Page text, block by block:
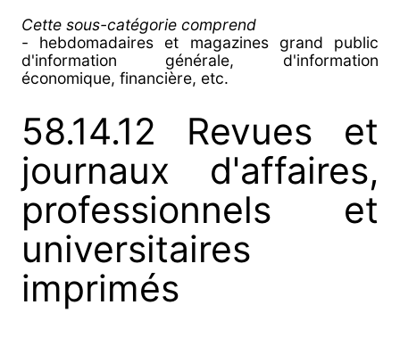
Cette sous-catégorie comprend
- hebdomadaires et magazines grand public
d'information générale, d'information
économique, financière, etc.
58.14.12 Revues et
journaux d'affaires,
professionnels et
universitaires
imprimés